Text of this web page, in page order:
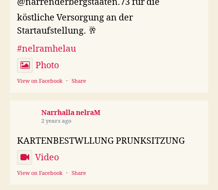
köstliche Versorgung an der
Startaufstellung. 🥂
#nelramhelau
Photo
View on Facebook · Share
Narrhalla nelraM
2 years ago
KARTENBESTWLLUNG PRUNKSITZUNG
Video
View on Facebook · Share